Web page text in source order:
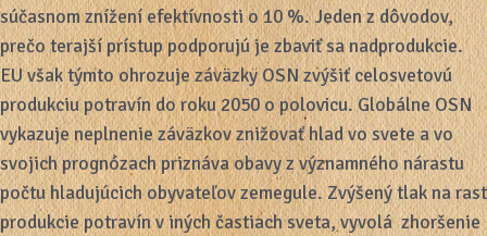
súčasnom znížení efektívnosti o 10 %. Jeden z dôvodov,
prečo terajší prístup podporujú je zbaviť sa nadprodukcie.
EU však týmto ohrozuje záväzky OSN zvýšiť celosvetovú
produkciu potravín do roku 2050 o polovicu. Globálne OSN
vykazuje neplnenie záväzkov znižovať hlad vo svete a vo
svojich prognózach priznáva obavy z významného nárastu
počtu hladujúcich obyvateľov zemegule. Zvýšený tlak na rast
produkcie potravín v iných častiach sveta, vyvolá zhoršenie